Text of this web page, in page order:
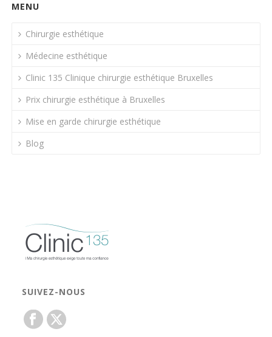
MENU
Chirurgie esthétique
Médecine esthétique
Clinic 135 Clinique chirurgie esthétique Bruxelles
Prix chirurgie esthétique à Bruxelles
Mise en garde chirurgie esthétique
Blog
SUIVEZ-NOUS